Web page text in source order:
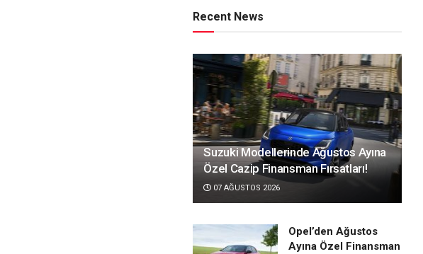
Recent News
Suzuki Modellerinde Ağustos Ayına
Özel Cazip Finansman Fırsatları!
07 AĞUSTOS 2026
Opel’den Ağustos
Ayına Özel Finansman